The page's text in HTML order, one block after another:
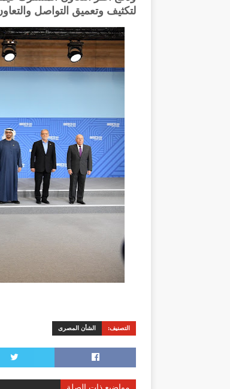
لتكثيف وتعميق التواصل
التصنيف: الشأن المصرى